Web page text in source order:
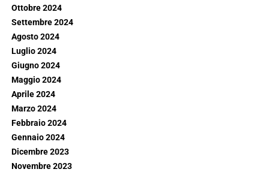
Ottobre 2024
Settembre 2024
Agosto 2024
Luglio 2024
Giugno 2024
Maggio 2024
Aprile 2024
Marzo 2024
Febbraio 2024
Gennaio 2024
Dicembre 2023
Novembre 2023